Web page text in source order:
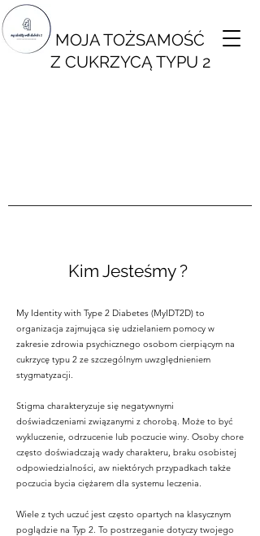
MOJA TOŻSAMOŚĆ
Z CUKRZYCĄ TYPU 2
Kim Jesteśmy ?
My Identity with Type 2 Diabetes (MyIDT2D) to
organizacja zajmująca się udzielaniem pomocy w
zakresie zdrowia psychicznego osobom cierpiącym na
cukrzycę typu 2 ze szczególnym uwzględnieniem
stygmatyzacji.
Stigma charakteryzuje się negatywnymi
doświadczeniami związanymi z chorobą. Może to być
wykluczenie, odrzucenie lub poczucie winy. Osoby chore
często doświadczają wady charakteru, braku osobistej
odpowiedzialności, aw niektórych przypadkach także
poczucia bycia ciężarem dla systemu leczenia.
Wiele z tych uczuć jest często opartych na klasycznym
poglądzie na Typ 2. To postrzeganie dotyczy twojego